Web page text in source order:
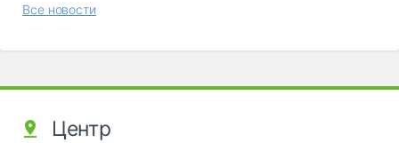
Все новости
Центр